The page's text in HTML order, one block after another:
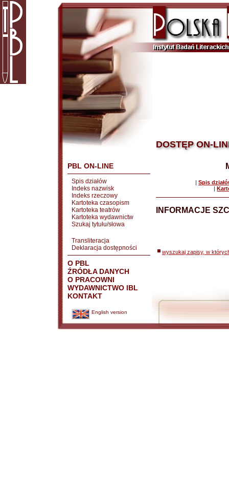
PBL ON-LINE
Spis działów
Indeks nazwisk
Indeks rzeczowy
Kartoteka czasopism
Kartoteka teatrów
Kartoteka wydawnictw
Szukaj tytułu/słowa
Transliteracja
Deklaracja dostępności
O PBL
ŹRÓDŁA DANYCH
O PRACOWNI
WYDAWNICTWO IBL
KONTAKT
English version
DOSTĘP ON-
| Spis
|
INFORMACJE
wyszukaj zapisy, w